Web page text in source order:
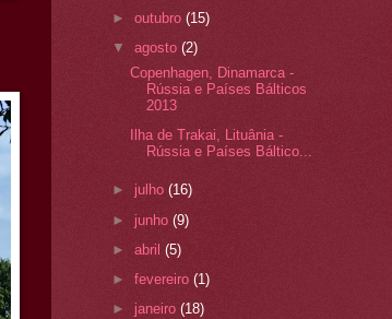
►outubro(15)
▼agosto(2)
Copenhagen, Dinamarca -
Rússia e Países Bálticos
2013
Ilha de Trakai, Lituânia -
Rússia e Países Báltico...
► julho(16)
► junho(9)
►abril(5)
►fevereiro(1)
► janeiro(18)